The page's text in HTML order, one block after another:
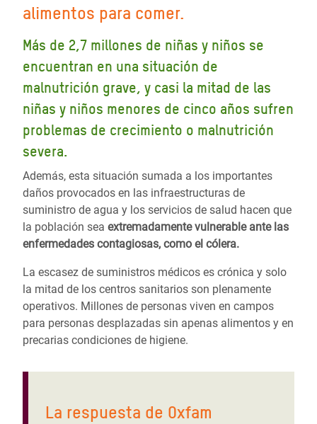
alimentos para comer.
Más de 2,7 millones de niñas y niños se
encuentran en una situación de
malnutrición grave, y casi la mitad de las
niñas y niños menores de cinco años sufren
problemas de crecimiento o malnutrición
severa.
Además, esta situación sumada a los importantes
daños provocados en las infraestructuras de
suministro de agua y los servicios de salud hacen que
la población sea extremadamente vulnerable ante las
enfermedades contagiosas, como el cólera.
La escasez de suministros médicos es crónica y solo
la mitad de los centros sanitarios son plenamente
operativos. Millones de personas viven en campos
para personas desplazadas sin apenas alimentos y en
precarias condiciones de higiene.
La respuesta de Oxfam